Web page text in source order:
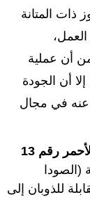
المتانة
أن عملية
أن الجودة
عنه في مجال
رقم 13
صبغة الأحمر 13 غير القابلة للذوبان إلى